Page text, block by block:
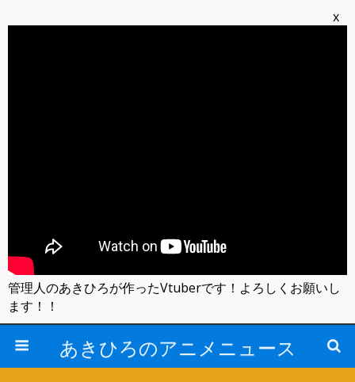
あきひろのアニメニュース
x
管理人のあきひろが作ったVtuberです！よろしくお願いし
ます！！